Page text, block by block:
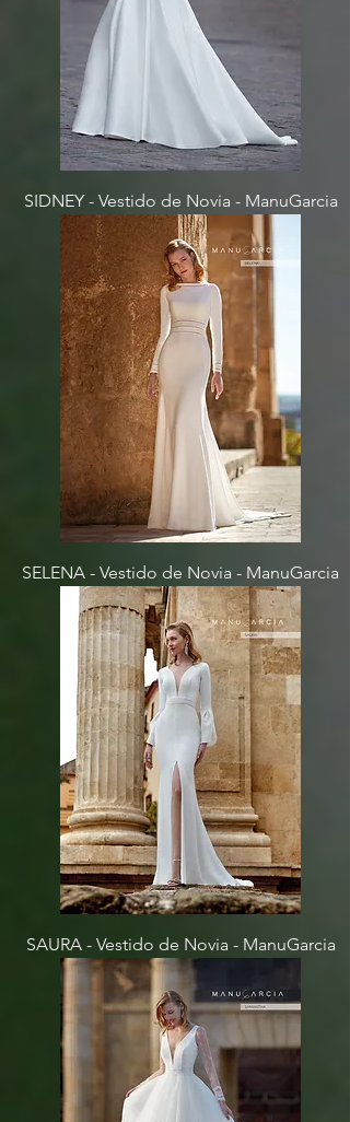
SIDNEY - Vestido de Novia - ManuGarcia
SELENA - Vestido de Novia - ManuGarcia
SAURA - Vestido de Novia - ManuGarcia